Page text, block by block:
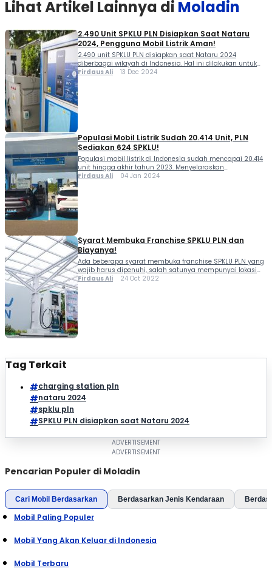
Lihat Artikel Lainnya di Moladin
2.490 Unit SPKLU PLN Disiapkan Saat Nataru
2024, Pengguna Mobil Listrik Aman!
2.490 unit SPKLU PLN disiapkan saat Nataru 2024
diberbagai wilayah di Indonesia. Hal ini dilakukan untuk
memudahkan pengguna mobil listrik mengisi baterai saat
Firdaus Ali 13 Dec 2024
Populasi Mobil Listrik Sudah 20.414 Unit, PLN
Sediakan 624 SPKLU!
Populasi mobil listrik di Indonesia sudah mencapai 20.414
unit hingga akhir tahun 2023. Menyelaraskan
pertumbuhan tersebut, PLN mengklaim telah membangun
Firdaus Ali 04 Jan 2024
Syarat Membuka Franchise SPKLU PLN dan
Biayanya!
Ada beberapa syarat membuka franchise SPKLU PLN yang
wajib harus dipenuhi, salah satunya mempunyai lokasi
yang strategis. Lalu apa lagi syaratnya? Berapa biaya
Firdaus Ali 24 Oct 2022
Tag Terkait
charging station pln
nataru 2024
spklu pln
SPKLU PLN disiapkan saat Nataru 2024
Pencarian Populer di Moladin
Cari Mobil Berdasarkan Berdasarkan Jenis Kendaraan
Mobil Paling Populer
Mobil Yang Akan Keluar di Indonesia
Mobil Terbaru